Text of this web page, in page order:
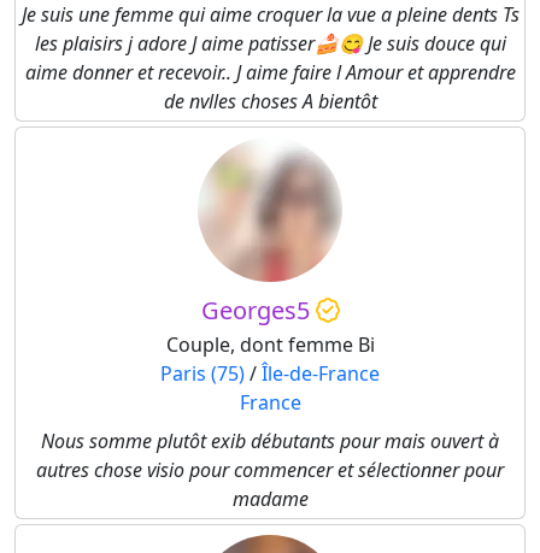
Je suis une femme qui aime croquer la vue a pleine dents Ts
les plaisirs j adore J aime patisser🍰😋 Je suis douce qui
aime donner et recevoir.. J aime faire l Amour et apprendre
de nvlles choses A bientôt
Georges5
Couple, dont femme Bi
Paris (75)/Île-de-France
France
Nous somme plutôt exib débutants pour mais ouvert à
autres chose visio pour commencer et sélectionner pour
madame